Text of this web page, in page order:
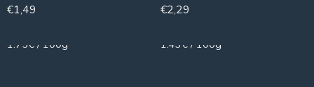
€1,49
1.75€ / 100g
€2,29
1.43€ / 100g